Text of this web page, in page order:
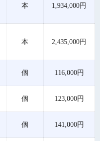
本 1,934,000円
本 2,435,000円
個 116,000円
個 123,000円
個 141,000円